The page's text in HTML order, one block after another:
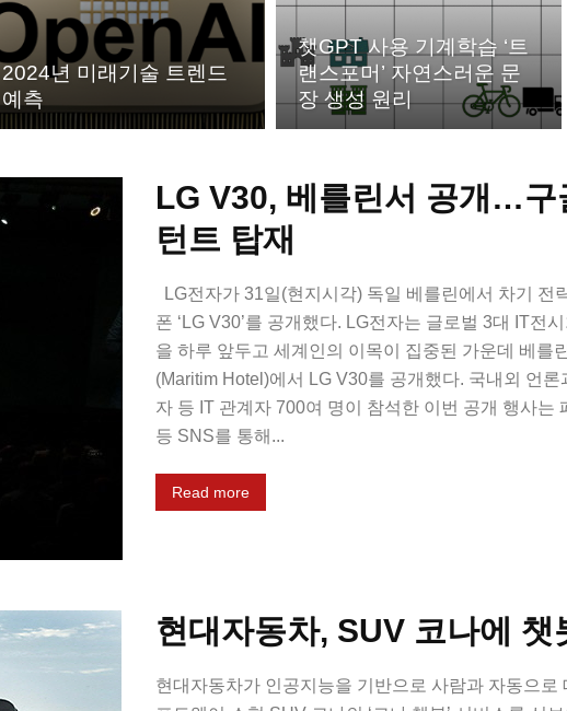
2024년 미래기술 트렌드
예측
챗GPT 사용 기계학습 ‘트
랜스포머’ 자연스러운 문
장 생성 원리
LG V30, 베를린서 공개…구
턴트 탑재
LG전자가 31일(현지시각) 독일 베를린에서 차기 전
폰 ‘LG V30’를 공개했다. LG전자는 글로벌 3대 IT전시
을 하루 앞두고 세계인의 이목이 집중된 가운데 베를
(Maritim Hotel)에서 LG V30를 공개했다. 국내외 언론
자 등 IT 관계자 700여 명이 참석한 이번 공개 행사는
등 SNS를 통해...
Read more
현대자동차, SUV 코나에 챗
현대자동차가 인공지능을 기반으로 사람과 자동으로